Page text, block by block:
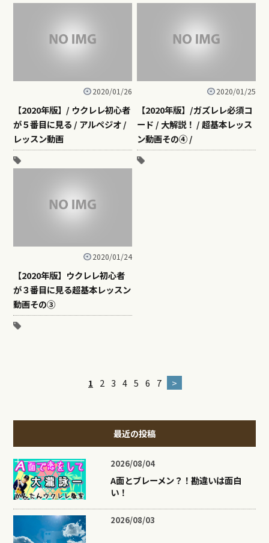
2020/01/26
【2020年版】/ ウクレレ初心者
が５番目に見る / アルペジオ /
レッスン動画
2020/01/25
【2020年版】/ガズレレ必須コ
ード / 大解説！ / 超基本レッス
ン動画その④ /
2020/01/24
【2020年版】ウクレレ初心者
が３番目に見る超基本レッスン
動画その③
1 2 3 4 5 6 7 >
最近の投稿
2026/08/04
A面とブレーメン？！勘違いは面白
い！
2026/08/03